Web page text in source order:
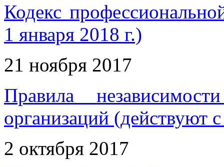
Кодекс
1 января 2018 г.)
21 ноября 2017
Правила
организаций (действуют
2 октября 2017